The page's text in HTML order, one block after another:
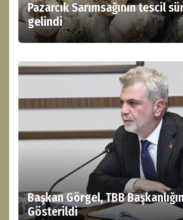
Pazarcık Sarımsağının tescil
gelindi
Başkan Görgel, TBB
Gösterildi